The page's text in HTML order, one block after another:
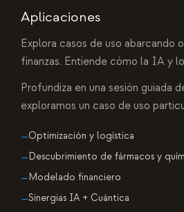
Aplicaciones
Explora casos de uso abarcando
finanzas. Entiende cómo la IA y
Profundiza en una sesión guiada
exploramos un caso de uso
—Optimización y logística
— Descubrimiento de fármacos y
— Modelado financiero
—Sinergias IA + Cuántica